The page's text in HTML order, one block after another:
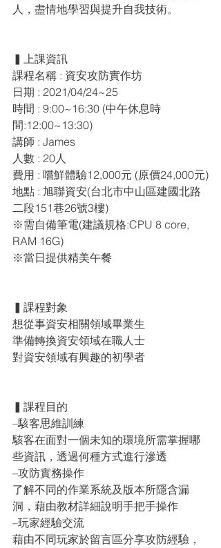
人，盡情地學習與提升自我技術。
▍上課資訊
課程名稱 : 資安攻防實作坊
日期 : 2021/04/24~25
時間 : 9:00~16:30 (中午休息時
間:12:00~13:30)
講師 : James
人數 : 20人
費用 : 嚐鮮體驗12,000元 (原價24,000元)
地點 : 旭聯資安(台北市中山區建國北路
二段151巷26號3樓)
※需自備筆電(建議規格:CPU 8 core,
RAM 16G)
※當日提供精美午餐
▍課程對象
想從事資安相關領域畢業生
準備轉換資安領域在職人士
對資安領域有興趣的初學者
▍課程目的
–駭客思維訓練
駭客在面對一個未知的環境所需掌握哪
些資訊，透過何種方式進行滲透
–攻防實務操作
了解不同的作業系統及版本所隱含漏
洞，藉由教材詳細說明手把手操作
–玩家經驗交流
藉由不同玩家於留言區分享攻防經驗，